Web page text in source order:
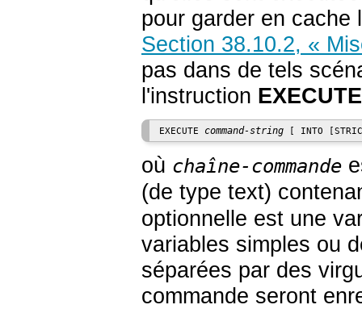
pour garder en cache
Section 38.10.2, «
pas dans de tels
l'instruction EXECUTE
EXECUTE command-string [ INTO [
où chaîne-commande
(de type text)
optionnelle est une
variables simples ou
séparées par des
commande seront